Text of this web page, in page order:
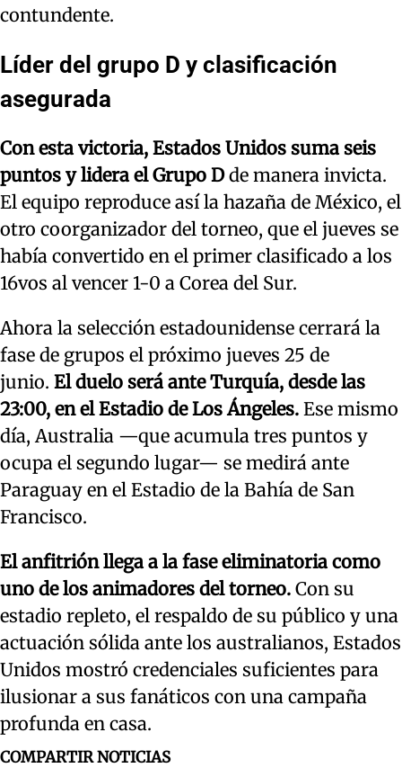
contundente.
Líder del grupo D y clasificación
asegurada
Con esta victoria, Estados Unidos suma seis
puntos y lidera el Grupo Dde manera invicta.
El equipo reproduce así la hazaña de México, el
otro coorganizador del torneo, que el jueves se
había convertido en el primer clasificado a los
16vos al vencer 1-0 a Corea del Sur.
Ahora la selección estadounidense cerrará la
fase de grupos el próximo jueves 25 de
junio. El duelo será ante Turquía, desde las
23:00, en el Estadio de Los Ángeles. Ese mismo
día, Australia —que acumula tres puntos y
ocupa el segundo lugar— se medirá ante
Paraguay en el Estadio de la Bahía de San
Francisco.
El anfitrión llega a la fase eliminatoria como
uno de los animadores del torneo. Con su
estadio repleto, el respaldo de su público y una
actuación sólida ante los australianos, Estados
Unidos mostró credenciales suficientes para
ilusionar a sus fanáticos con una campaña
profunda en casa.
COMPARTIR NOTICIAS